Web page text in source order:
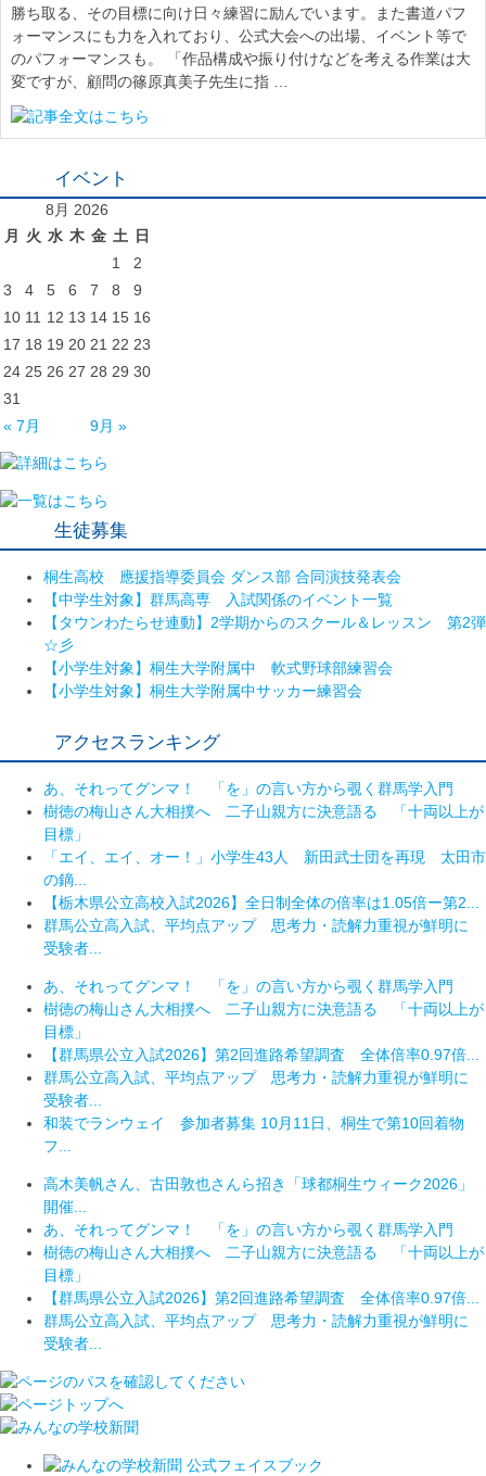
勝ち取る、その目標に向け日々練習に励んでいます。また書道パフ
ォーマンスにも力を入れており、公式大会への出場、イベント等で
のパフォーマンスも。 「作品構成や振り付けなどを考える作業は大
変ですが、顧問の篠原真美子先生に指 …
イベント
8月 2026
月 火 水 木 金 土 日
1
2
3
4 5 6 7 8
9
10 11 12 13 14 15 16
17 18 19 20 21 22 23
24 25 26 27 28 29 30
31
« 7月
9月 »
生徒募集
桐生高校 應援指導委員会 ダンス部 合同演技発表会
【中学生対象】群馬高専 入試関係のイベント一覧
【タウンわたらせ連動】2学期からのスクール＆レッスン 第2弾
☆彡
【小学生対象】桐生大学附属中 軟式野球部練習会
【小学生対象】桐生大学附属中サッカー練習会
アクセスランキング
あ、それってグンマ！ 「を」の言い方から覗く群馬学入門
樹徳の梅山さん大相撲へ 二子山親方に決意語る 「十両以上が
目標」
「エイ、エイ、オー！」小学生43人 新田武士団を再現 太田市
の鏑...
【栃木県公立高校入試2026】全日制全体の倍率は1.05倍ー第2...
群馬公立高入試、平均点アップ 思考力・読解力重視が鮮明に
受験者...
あ、それってグンマ！ 「を」の言い方から覗く群馬学入門
樹徳の梅山さん大相撲へ 二子山親方に決意語る 「十両以上が
目標」
【群馬県公立入試2026】第2回進路希望調査 全体倍率0.97倍...
群馬公立高入試、平均点アップ 思考力・読解力重視が鮮明に
受験者...
和装でランウェイ 参加者募集 10月11日、桐生で第10回着物
フ...
高木美帆さん、古田敦也さんら招き「球都桐生ウィーク2026」
開催...
あ、それってグンマ！ 「を」の言い方から覗く群馬学入門
樹徳の梅山さん大相撲へ 二子山親方に決意語る 「十両以上が
目標」
【群馬県公立入試2026】第2回進路希望調査 全体倍率0.97倍...
群馬公立高入試、平均点アップ 思考力・読解力重視が鮮明に
受験者...